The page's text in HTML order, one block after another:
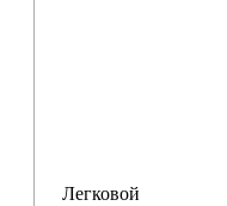
Легковой